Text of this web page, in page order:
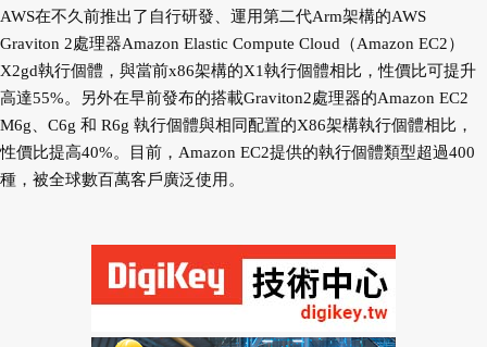
AWS在不久前推出了自行研發、運用第二代Arm架構的AWS
Graviton 2處理器Amazon Elastic Compute Cloud（Amazon EC2）
X2gd執行個體，與當前x86架構的X1執行個體相比，性價比可提升
高達55%。另外在早前發布的搭載Graviton2處理器的Amazon EC2
M6g、C6g 和 R6g 執行個體與相同配置的X86架構執行個體相比，
性價比提高40%。目前，Amazon EC2提供的執行個體類型超過400
種，被全球數百萬客戶廣泛使用。